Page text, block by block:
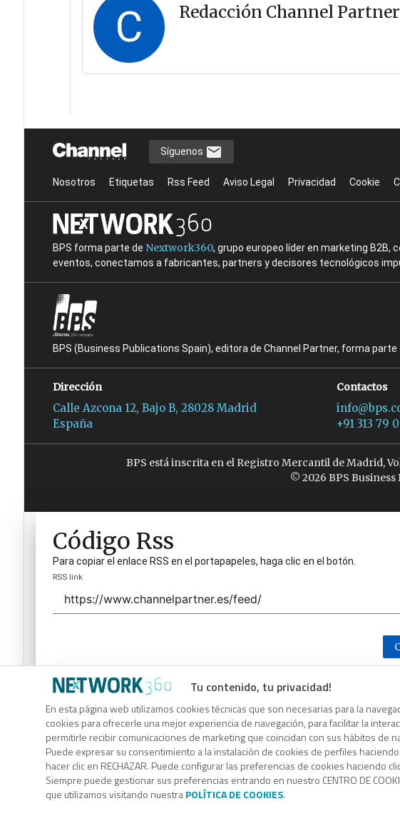
C Redacción Channel Partner
Tu contenido, tu privacidad!
En esta página web utilizamos cookies técnicas que son necesarias para la
cookies para ofrecerle una mejor experiencia de navegación, para facilitar la
permitirle recibir comunicaciones de marketing que coincidan con sus hábitos de
Puede expresar su consentimiento a la instalación de cookies de perfiles haciendo
hacer clic en RECHAZAR. Puede configurar las preferencias de cookies haciendo
Siempre puede gestionar sus preferencias entrando en nuestro CENTRO DE
que utilizamos visitando nuestraPOLÍTICA DE COOKIES.
Síguenos
Nosotros Etiquetas Rss Feed Aviso Legal Privacidad Cookie
BPS forma parte de Nextwork360, grupo europeo líder en marketing
eventos, conectamos a fabricantes, partners y decisores tecnológicos
BPS (Business Publications Spain), editora de Channel Partner, forma parte
Dirección
Calle Azcona 12, Bajo B, 28028 Madrid
España
Contactos
+91 313 79
BPS está inscrita en el Registro Mercantil de Madrid,
© 2026 BPS
Código Rss
Para copiar el enlace RSS en el portapapeles, haga clic en el botón.
RSS link
Código Rss
Para copiar el enlace RSS en el portapapeles, haga clic en el botón.